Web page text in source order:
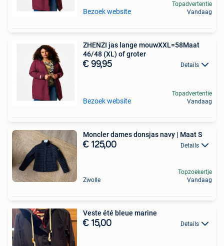
Bezoek website
Topadvertentie
Vandaag
ZHENZI jas lange mouwXXL=58Maat
46/48 (XL) of groter
€ 99,95 Details
Bezoek website
Topadvertentie
Vandaag
Moncler dames donsjas navy | Maat S
€ 125,00 Details
Zwolle
Topzoekertje
Vandaag
Veste été bleue marine
€ 15,00 Details